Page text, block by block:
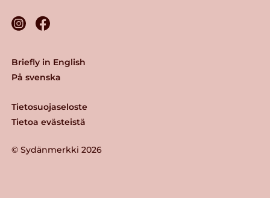
© Sydänmerkki 2026
Tietosuojaseloste
Tietoa evästeistä
Briefly in English
På svenska